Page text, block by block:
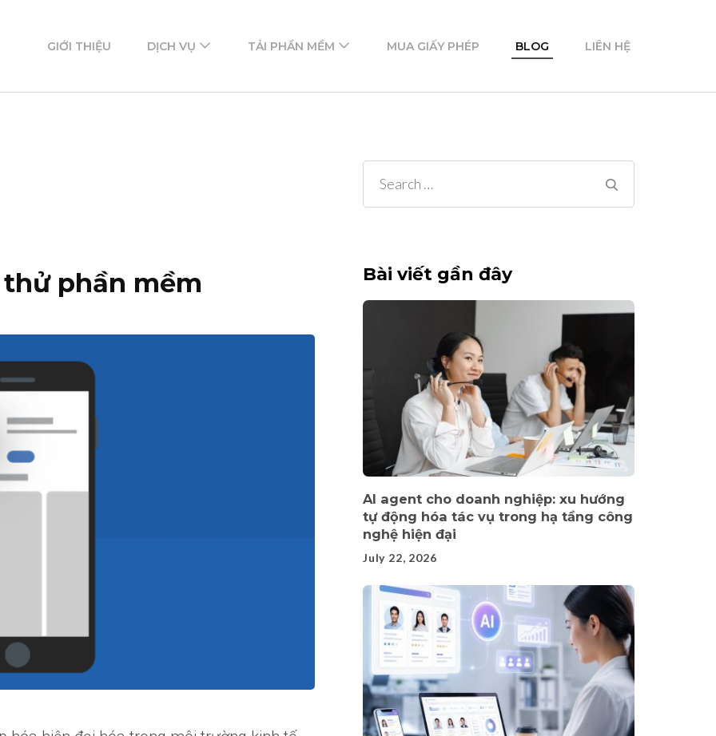
GIỚI THIỆU DỊCH VỤ TẢI PHẦN MỀM MUA GIẤY PHÉP BLOG LIÊN HỆ
phần mềm
Search
for:
Bài viết gần đây
AI agent cho doanh nghiệp: xu hướng
tự động hóa tác vụ trong hạ tầng công
nghệ hiện đại
July 22, 2026